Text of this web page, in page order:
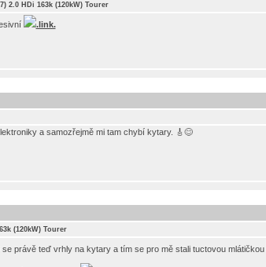
2.0 HDi 163k (120kW) Tourer
.link.
a samozřejmě mi tam chybí kytary. 🎸😊
(120kW) Tourer
právě teď vrhly na kytary a tím se pro mě stali tuctovou mlátičkou